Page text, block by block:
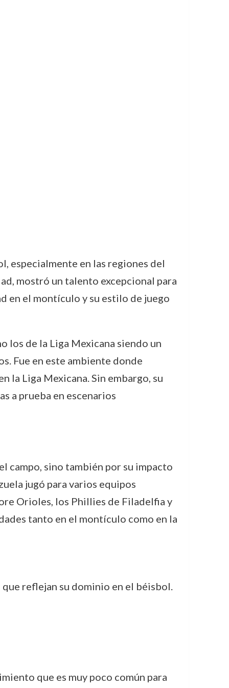
especialmente en las regiones del
mostró un talento excepcional para
en el montículo y su estilo de juego
los de la Liga Mexicana siendo un
Fue en este ambiente donde
la Liga Mexicana. Sin embargo, su
a prueba en escenarios
campo, sino también por su impacto
jugó para varios equipos
Orioles, los Phillies de Filadelfia y
tanto en el montículo como en la
reflejan su dominio en el béisbol.
que es muy poco común para